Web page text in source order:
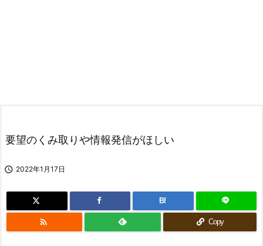
要望のくみ取りや情報発信がほしい
 2022年1月17日
B!
 Copy